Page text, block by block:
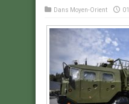
Dans Moyen-Orient